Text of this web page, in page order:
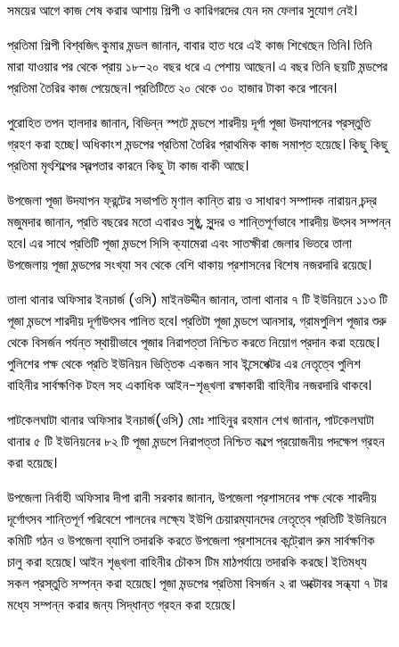
সময়ের আগে কাজ শেষ করার আশায় শিল্পী ও কারিগরদের যেন দম ফেলার সুযোগ নেই।
প্রতিমা শিল্পী বিশ্বজিৎ কুমার মন্ডল জানান, বাবার হাত ধরে এই কাজ শিখেছেন তিনি। তিনি
মারা যাওয়ার পর থেকে প্রায় ১৮-২০ বছর ধরে এ পেশায় আছেন। এ বছর তিনি ছয়টি মন্ডপের
প্রতিমা তৈরির কাজ পেয়েছেন। প্রতিটিতে ২০ থেকে ৩০ হাজার টাকা করে পাবেন।
পুরোহিত তপন হালদার জানান, বিভিন্ন স্পটে মন্ডপে শারদীয় দূর্গা পূজা উদযাপনের প্রস্তুতি
গ্রহণ করা হচ্ছে। অধিকাংশ মন্ডপের প্রতিমা তৈরির প্রাথমিক কাজ সমাপ্ত হয়েছে। কিছু কিছু
প্রতিমা মৃৎশিল্পের স্বল্পতার কারনে কিছু টা কাজ বাকী আছে।
উপজেলা পূজা উদযাপন ফ্রন্টের সভাপতি মৃণাল কান্তি রায় ও সাধারণ সম্পাদক নারায়ন চন্দ্র
মজুমদার জানান, প্রতি বছরের মতো এবারও সুষ্ঠু, সুন্দর ও শান্তিপূর্ণভাবে শারদীয় উৎসব সম্পন্ন
হবে। এর সাথে প্রতিটি পূজা মন্ডপে সিসি ক্যামেরা এবং সাতক্ষীরা জেলার ভিতরে তালা
উপজেলায় পূজা মন্ডপের সংখ্যা সব থেকে বেশি থাকায় প্রশাসনের বিশেষ নজরদারি রয়েছে।
তালা থানার অফিসার ইনচার্জ (ওসি) মাইনউদ্দীন জানান, তালা থানার ৭ টি ইউনিয়নে ১১৩ টি
পূজা মন্ডপে শারদীয় দূর্গাউৎসব পালিত হবে। প্রতিটা পূজা মন্ডপে আনসার, গ্রামপুলিশ পূজার শুরু
থেকে বিসর্জন পর্যন্ত স্থায়ীভাবে পূজার নিরাপত্তা নিশ্চিত করতে নিয়োগ প্রদান করা হয়েছে।
পুলিশের পক্ষ থেকে প্রতি ইউনিয়ন ভিত্তিক একজন সাব ইন্সেপেক্টর এর নেতৃত্বে পুলিশ
বাহিনীর সার্বক্ষণিক টহল সহ একাধিক আইন-শৃঙ্খলা রক্ষাকারী বাহিনীর নজরদারি থাকবে।
পাটকেলঘাটা থানার অফিসার ইনচার্জ(ওসি) মোঃ শাহিনুর রহমান শেখ জানান, পাটকেলঘাটা
থানার ৫ টি ইউনিয়নের ৮২ টি পূজা মন্ডপে নিরাপত্তা নিশ্চিত কল্পে প্রয়োজনীয় পদক্ষেপ গ্রহন
করা হয়েছে।
উপজেলা নির্বাহী অফিসার দীপা রানী সরকার জানান, উপজেলা প্রশাসনের পক্ষ থেকে শারদীয়
দূর্গোৎসব শান্তিপূর্ণ পরিবেশে পালনের লক্ষ্যে ইউপি চেয়ারম্যানদের নেতৃত্বে প্রতিটি ইউনিয়নে
কমিটি গঠন ও উপজেলা ব্যাপি তদারকি করতে উপজেলা প্রশাসনের কন্ট্রোল রুম সার্বক্ষণিক
চালু করা হয়েছে। আইন শৃঙ্খলা বাহিনীর চৌকস টিম মাঠপর্যায়ে তদারকি করছে। ইতিমধ্য
সকল প্রস্তুতি সম্পন্ন করা হয়েছে। পূজা মন্ডপের প্রতিমা বিসর্জন ২ রা অক্টোবর সন্ধ্যা ৭ টার
মধ্যে সম্পন্ন করার জন্য সিদ্ধান্ত গ্রহন করা হয়েছে।